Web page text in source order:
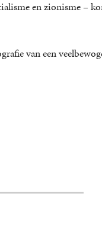
en zionisme –
van een